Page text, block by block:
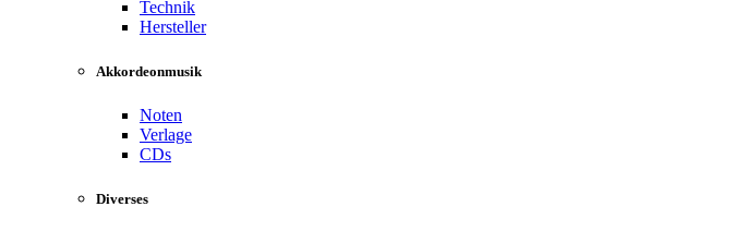
Technik
Hersteller
Akkordeonmusik
Noten
Verlage
CDs
Diverses